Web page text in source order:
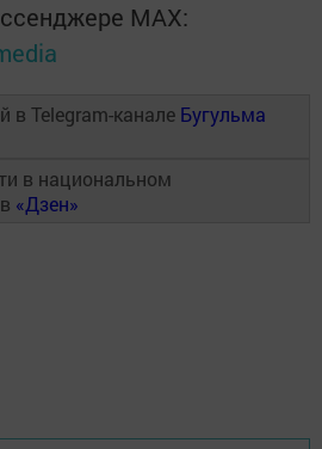
MАХ:
в Telegram-канале Бугульма
в национальном
«Дзен»